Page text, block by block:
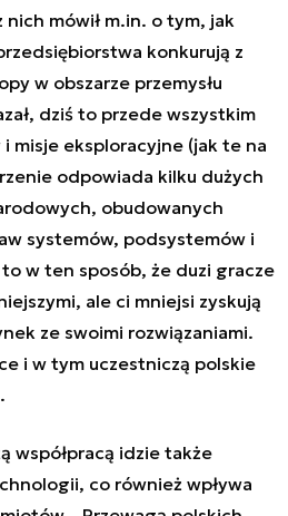
mówił m.in. o tym, jak
konkurują z
w obszarze przemysłu
dziś to przede wszystkim
misje eksploracyjne (jak te na
odpowiada kilku dużych
obudowanych
systemów, podsystemów i
w ten sposób, że duzi gracze
ale ci mniejsi zyskują
ze swoimi rozwiązaniami.
i w tym uczestniczą polskie
współpracą idzie także
co również wpływa